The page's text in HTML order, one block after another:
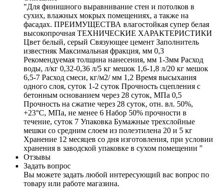
"Для финишного выравнивание стен и потолков в
сухих, влажных мокрых помещениях, а также на
фасадах. ПРЕИМУЩЕСТВА влагостойкая супер белая
высокопрочная ТЕХНИЧЕСКИЕ ХАРАКТЕРИСТИКИ
Цвет белый, серый Связующее цемент Заполнитель
известняк Максимальная фракция, мм 0,3
Рекомендуемая толщина нанесения, мм 1-3мм Расход
воды, л/кг 0,32-0,36 л/5 кг мешок 1,6-1,8 л/20 кг мешок
6,5-7 Расход смеси, кг/м2/ мм 1,2 Время высыхания
одного слоя, суток 1-2 суток Прочность сцепления с
бетонным основанием через 28 суток, МПа 0,5
Прочность на сжатие через 28 суток, отн. вл. 50%,
+23°С, МПа, не менее 6 Набор 50% прочности в
течение, суток 7 Упаковка Бумажные трехслойные
мешки со средним слоем из полеэтилена 20 и 5 кг
Хранение 12 месяцев со дня изготовления, при условии
хранения в заводской упаковке в сухом помещении "
Отзывы
Задать вопрос
Вы можете задать любой интересующий вас вопрос по
товару или работе магазина.